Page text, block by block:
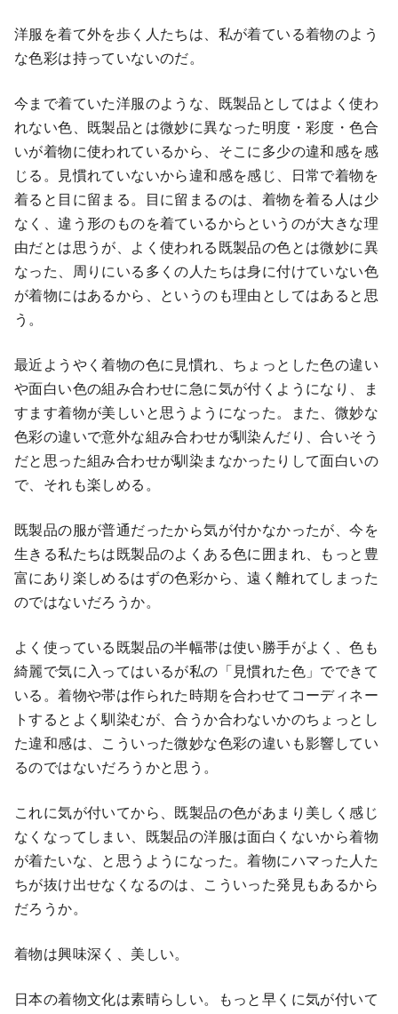
洋服を着て外を歩く人たちは、私が着ている着物のよう
な色彩は持っていないのだ。
今まで着ていた洋服のような、既製品としてはよく使わ
れない色、既製品とは微妙に異なった明度・彩度・色合
いが着物に使われているから、そこに多少の違和感を感
じる。見慣れていないから違和感を感じ、日常で着物を
着ると目に留まる。目に留まるのは、着物を着る人は少
なく、違う形のものを着ているからというのが大きな理
由だとは思うが、よく使われる既製品の色とは微妙に異
なった、周りにいる多くの人たちは身に付けていない色
が着物にはあるから、というのも理由としてはあると思
う。
最近ようやく着物の色に見慣れ、ちょっとした色の違い
や面白い色の組み合わせに急に気が付くようになり、ま
すます着物が美しいと思うようになった。また、微妙な
色彩の違いで意外な組み合わせが馴染んだり、合いそう
だと思った組み合わせが馴染まなかったりして面白いの
で、それも楽しめる。
既製品の服が普通だったから気が付かなかったが、今を
生きる私たちは既製品のよくある色に囲まれ、もっと豊
富にあり楽しめるはずの色彩から、遠く離れてしまった
のではないだろうか。
よく使っている既製品の半幅帯は使い勝手がよく、色も
綺麗で気に入ってはいるが私の「見慣れた色」でできて
いる。着物や帯は作られた時期を合わせてコーディネー
トするとよく馴染むが、合うか合わないかのちょっとし
た違和感は、こういった微妙な色彩の違いも影響してい
るのではないだろうかと思う。
これに気が付いてから、既製品の色があまり美しく感じ
なくなってしまい、既製品の洋服は面白くないから着物
が着たいな、と思うようになった。着物にハマった人た
ちが抜け出せなくなるのは、こういった発見もあるから
だろうか。
着物は興味深く、美しい。
日本の着物文化は素晴らしい。もっと早くに気が付いて